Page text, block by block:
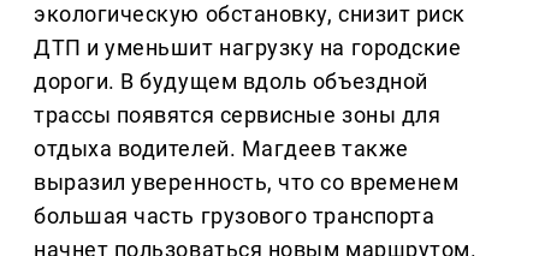
экологическую обстановку, снизит риск
ДТП и уменьшит нагрузку на городские
дороги. В будущем вдоль объездной
трассы появятся сервисные зоны для
отдыха водителей. Магдеев также
выразил уверенность, что со временем
большая часть грузового транспорта
начнет пользоваться новым маршрутом.